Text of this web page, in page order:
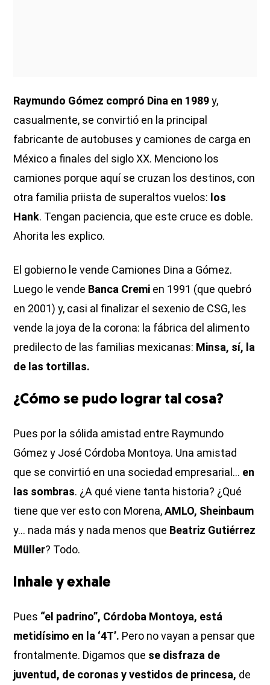
Raymundo Gómez compró Dina en 1989y,
casualmente, se convirtió en la principal
fabricante de autobuses y camiones de carga en
México a finales del siglo XX. Menciono los
camiones porque aquí se cruzan los destinos, con
otra familia priista de superaltos vuelos: los
Hank. Tengan paciencia, que este cruce es doble.
Ahorita les explico.
El gobierno le vende Camiones Dina a Gómez.
Luego le vende Banca Cremi en 1991 (que quebró
en 2001) y, casi al finalizar el sexenio de CSG, les
vende la joya de la corona: la fábrica del alimento
predilecto de las familias mexicanas: Minsa, sí, la
de las tortillas.
¿Cómo se pudo lograr tal cosa?
Pues por la sólida amistad entre Raymundo
Gómez y José Córdoba Montoya. Una amistad
que se convirtió en una sociedad empresarial… en
las sombras. ¿A qué viene tanta historia? ¿Qué
tiene que ver esto con Morena,AMLO, Sheinbaum
y… nada más y nada menos que Beatriz Gutiérrez
Müller? Todo.
Inhale y exhale
Pues “el padrino”, Córdoba Montoya, está
metidísimo en la ‘4T’. Pero no vayan a pensar que
frontalmente. Digamos que se disfraza de
juventud, de coronas y vestidos de princesa, de